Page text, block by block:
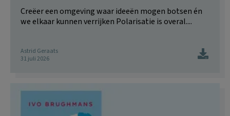
Creëer een omgeving waar ideeën mogen botsen én
we elkaar kunnen verrijken Polarisatie is overal....
Astrid Geraats
31 juli 2026